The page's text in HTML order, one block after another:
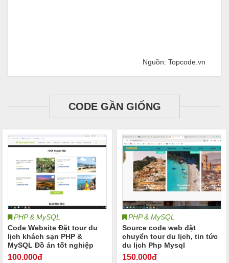
Nguồn: Topcode.vn
CODE GẦN GIỐNG
PHP & MySQL
Code Website Đặt tour du
lịch khách sạn PHP &
MySQL Đồ án tốt nghiệp
9,6đ
100.000đ
PHP & MySQL
Source code web đặt
chuyển tour du lịch, tin tức
du lịch Php Mysql
150.000đ